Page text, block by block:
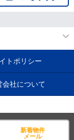
新着物件
メール
トポリシー
会社について